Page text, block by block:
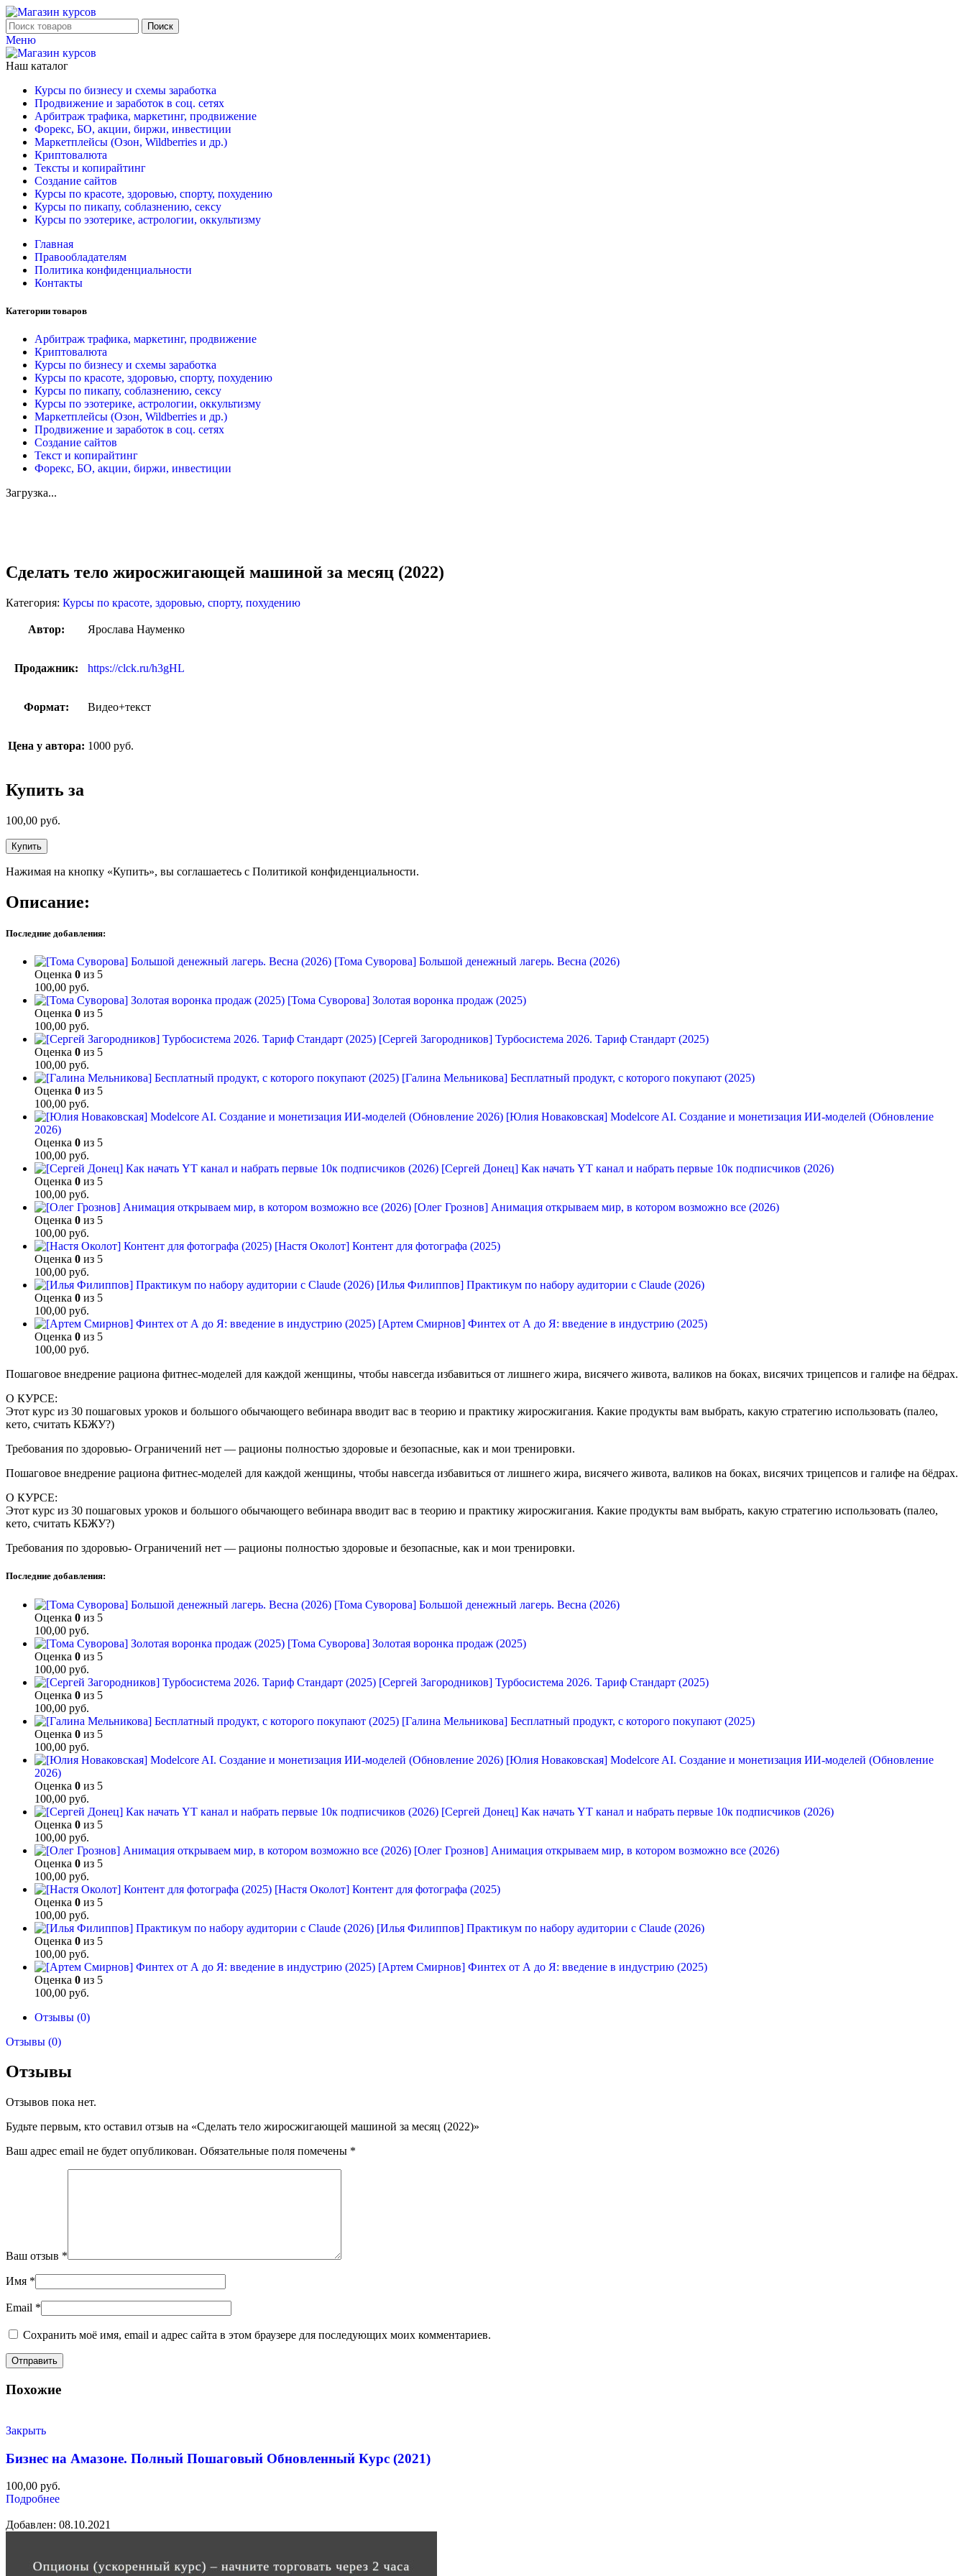
Поиск
Меню
Наш каталог
Курсы по бизнесу и схемы заработка
Продвижение и заработок в соц. сетях
Арбитраж трафика, маркетинг, продвижение
Форекс, БО, акции, биржи, инвестиции
Маркетплейсы (Озон, Wildberries и др.)
Криптовалюта
Тексты и копирайтинг
Создание сайтов
Курсы по красоте, здоровью, спорту, похудению
Курсы по пикапу, соблазнению, сексу
Курсы по эзотерике, астрологии, оккультизму
Главная
Правообладателям
Политика конфиденциальности
Контакты
Категории товаров
Арбитраж трафика, маркетинг, продвижение
Криптовалюта
Курсы по бизнесу и схемы заработка
Курсы по красоте, здоровью, спорту, похудению
Курсы по пикапу, соблазнению, сексу
Курсы по эзотерике, астрологии, оккультизму
Маркетплейсы (Озон, Wildberries и др.)
Продвижение и заработок в соц. сетях
Создание сайтов
Текст и копирайтинг
Форекс, БО, акции, биржи, инвестиции
Загрузка...
Сделать тело жиросжигающей машиной за месяц (2022)
Категория: Курсы по красоте, здоровью, спорту, похудению
Автор: Ярослава Науменко
Продажник: https://clck.ru/h3gHL
Формат: Видео+текст
Цена у автора: 1000 руб.
Купить за
100,00 руб.
Купить
Нажимая на кнопку «Купить», вы соглашаетесь с Политикой конфиденциальности.
Описание:
Последние добавления:
[Тома Суворова] Большой денежный лагерь. Весна (2026)
Оценка 0 из 5
100,00 руб.
[Тома Суворова] Золотая воронка продаж (2025)
Оценка 0 из 5
100,00 руб.
[Сергей Загородников] Турбосистема 2026. Тариф Стандарт (2025)
Оценка 0 из 5
100,00 руб.
[Галина Мельникова] Бесплатный продукт, с которого покупают (2025)
Оценка 0 из 5
100,00 руб.
[Юлия Новаковская] Modelcore AI. Создание и монетизация ИИ-моделей (Обновление
2026)
Оценка 0 из 5
100,00 руб.
[Сергей Донец] Как начать YT канал и набрать первые 10к подписчиков (2026)
Оценка 0 из 5
100,00 руб.
[Олег Грознов] Анимация открываем мир, в котором возможно все (2026)
Оценка 0 из 5
100,00 руб.
[Настя Околот] Контент для фотографа (2025)
Оценка 0 из 5
100,00 руб.
[Илья Филиппов] Практикум по набору аудитории с Claude (2026)
Оценка 0 из 5
100,00 руб.
[Артем Смирнов] Финтех от А до Я: введение в индустрию (2025)
Оценка 0 из 5
100,00 руб.
Пошаговое внедрение рациона фитнес-моделей для каждой женщины, чтобы навсегда избавиться от лишнего жира, висячего живота, валиков на боках, висячих трицепсов и галифе на бёдрах.
О КУРСЕ:
Этот курс из 30 пошаговых уроков и большого обычающего вебинара вводит вас в теорию и практику жиросжигания. Какие продукты вам выбрать, какую стратегию использовать (палео,
кето, считать КБЖУ?)
Требования по здоровью- Ограничений нет — рационы полностью здоровые и безопасные, как и мои тренировки.
Пошаговое внедрение рациона фитнес-моделей для каждой женщины, чтобы навсегда избавиться от лишнего жира, висячего живота, валиков на боках, висячих трицепсов и галифе на бёдрах.
О КУРСЕ:
Этот курс из 30 пошаговых уроков и большого обычающего вебинара вводит вас в теорию и практику жиросжигания. Какие продукты вам выбрать, какую стратегию использовать (палео,
кето, считать КБЖУ?)
Требования по здоровью- Ограничений нет — рационы полностью здоровые и безопасные, как и мои тренировки.
Последние добавления:
[Тома Суворова] Большой денежный лагерь. Весна (2026)
Оценка 0 из 5
100,00 руб.
[Тома Суворова] Золотая воронка продаж (2025)
Оценка 0 из 5
100,00 руб.
[Сергей Загородников] Турбосистема 2026. Тариф Стандарт (2025)
Оценка 0 из 5
100,00 руб.
[Галина Мельникова] Бесплатный продукт, с которого покупают (2025)
Оценка 0 из 5
100,00 руб.
[Юлия Новаковская] Modelcore AI. Создание и монетизация ИИ-моделей (Обновление
2026)
Оценка 0 из 5
100,00 руб.
[Сергей Донец] Как начать YT канал и набрать первые 10к подписчиков (2026)
Оценка 0 из 5
100,00 руб.
[Олег Грознов] Анимация открываем мир, в котором возможно все (2026)
Оценка 0 из 5
100,00 руб.
[Настя Околот] Контент для фотографа (2025)
Оценка 0 из 5
100,00 руб.
[Илья Филиппов] Практикум по набору аудитории с Claude (2026)
Оценка 0 из 5
100,00 руб.
[Артем Смирнов] Финтех от А до Я: введение в индустрию (2025)
Оценка 0 из 5
100,00 руб.
Отзывы (0)
Отзывы (0)
Отзывы
Отзывов пока нет.
Будьте первым, кто оставил отзыв на «Сделать тело жиросжигающей машиной за месяц (2022)»
Ваш адрес email не будет опубликован. Обязательные поля помечены *
Ваш отзыв *
Имя *
Email *
Сохранить моё имя, email и адрес сайта в этом браузере для последующих моих комментариев.
Похожие
Закрыть
Бизнес на Амазоне. Полный Пошаговый Обновленный Курс (2021)
100,00 руб.
Подробнее
Добавлен: 08.10.2021